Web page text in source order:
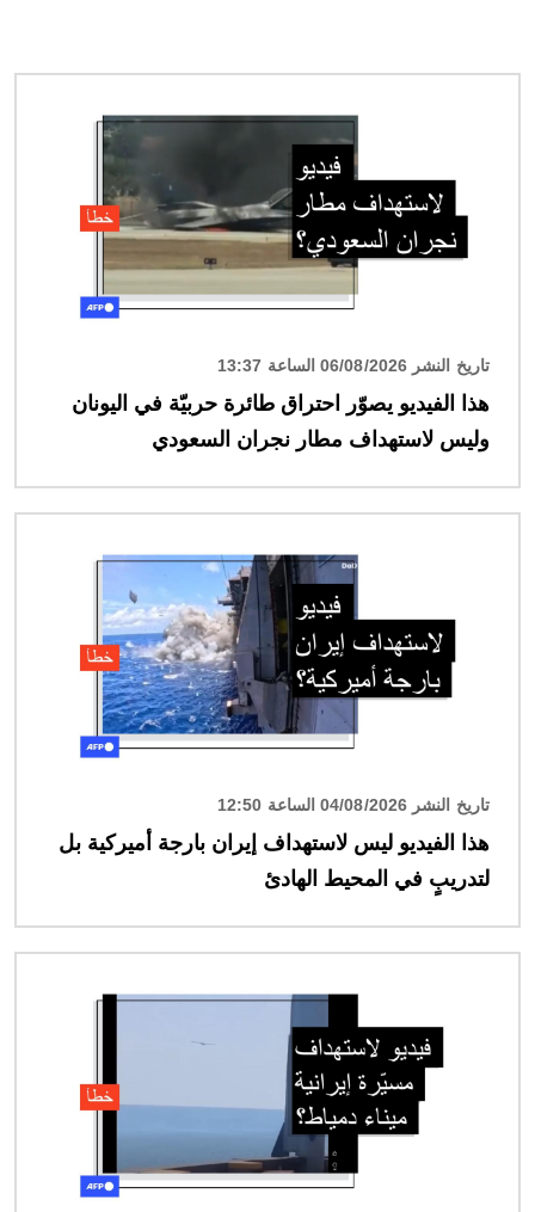
تاريخ النشر 06/08/2026 الساعة 13:37
هذا الفيديو يصوّر احتراق طائرة حربيّة في اليونان
وليس لاستهداف مطار نجران السعودي
تاريخ النشر 04/08/2026 الساعة 12:50
هذا الفيديو ليس لاستهداف إيران بارجة أميركية بل
لتدريبٍ في المحيط الهادئ